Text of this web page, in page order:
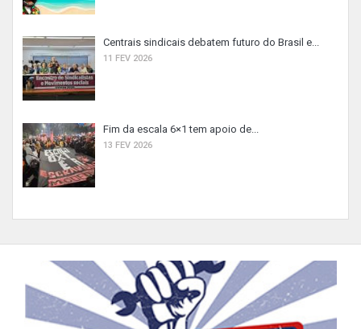
Centrais sindicais debatem futuro do Brasil e...
11 FEV 2026
Fim da escala 6×1 tem apoio de...
13 FEV 2026